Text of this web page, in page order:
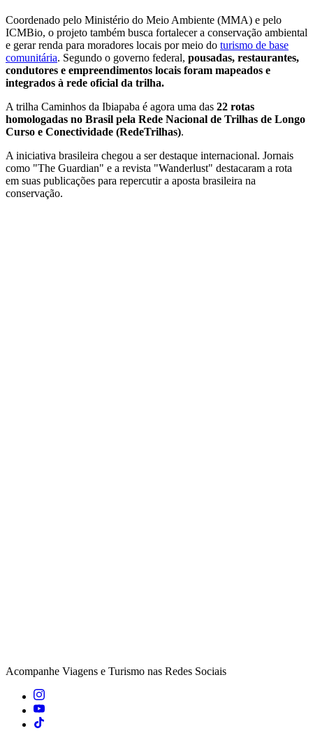
Coordenado pelo Ministério do Meio Ambiente (MMA) e pelo
ICMBio, o projeto também busca fortalecer a conservação ambiental
e gerar renda para moradores locais por meio do turismo de base
comunitária. Segundo o governo federal, pousadas, restaurantes,
condutores e empreendimentos locais foram mapeados e
integrados à rede oficial da trilha.
A trilha Caminhos da Ibiapaba é agora uma das 22 rotas
homologadas no Brasil pela Rede Nacional de Trilhas de Longo
Curso e Conectividade (RedeTrilhas).
A iniciativa brasileira chegou a ser destaque internacional. Jornais
como "The Guardian" e a revista "Wanderlust" destacaram a rota
em suas publicações para repercutir a aposta brasileira na
conservação.
Acompanhe Viagens e Turismo nas Redes Sociais